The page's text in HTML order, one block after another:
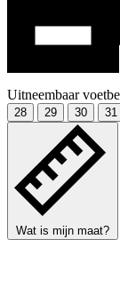
Uitneembaar
28 29 30 31
Wat is mijn maat?